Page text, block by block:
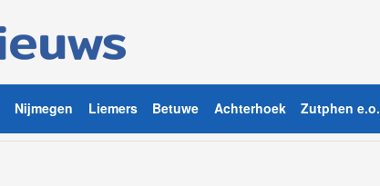
Nijmegen Liemers Betuwe Achterhoek Zutphen e.o.